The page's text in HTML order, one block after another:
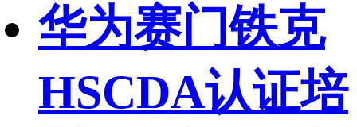
华为赛门铁克
HSCDA认证培